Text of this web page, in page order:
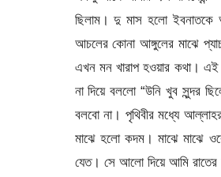
ছিলাম। দু মাস হলো ইবনাতকে
আচলের কোনা আঙ্গুলের মাঝে
এখন মন খারাপ হওয়ার কথা। এই
না দিয়ে বললো “উনি খুব সুন্দর
বলবো না। পৃথিবীর মধ্যে
মাঝে হলো কদম। মাঝে মাঝে
যেত। সে আলো দিয়ে আমি রাতের